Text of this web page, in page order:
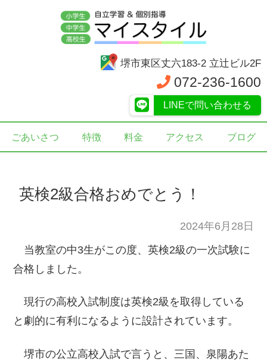
堺市東区丈六183-2 立辻ビル2F
072-236-1600
LINEで問い合わせる
ごあいさつ 特徴 料金 アクセス ブログ
英検2級合格おめでとう！
2024年6月28日
当教室の中3生がこの度、英検2級の一次試験に
合格しました。
現行の高校入試制度は英検2級を取得している
と劇的に有利になるように設計されています。
堺市の公立高校入試で言うと、三国、泉陽あた